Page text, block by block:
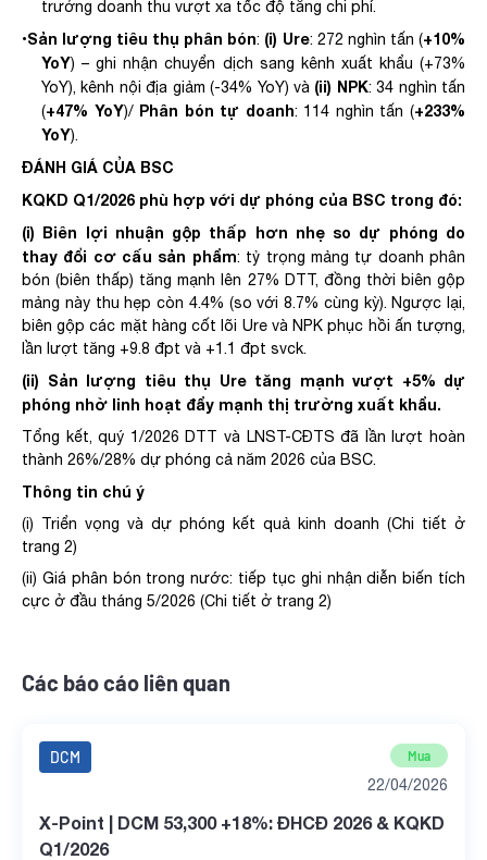
trưởng doanh thu vượt xa tốc độ tăng chi phí.
•Sản lượng tiêu thụ phân bón: (i) Ure: 272 nghìn tấn (+10%
YoY)– ghi nhận chuyển dịch sang kênh xuất khẩu (+73%
YoY), kênh nội địa giảm (-34% YoY) và (ii) NPK:34 nghìn tấn
(+47% YoY)/ Phân bón tự doanh: 114 nghìn tấn (+233%
YoY).
ĐÁNH GIÁ CỦA BSC
KQKD Q1/2026 phù hợp với dự phóng của BSC trong đó:
(i) Biên lợi nhuận gộp thấp hơn nhẹ so dự phóng do
thay đổi cơ cấu sản phẩm: tỷ trọng mảng tự doanh phân
bón (biên thấp) tăng mạnh lên 27% DTT, đồng thời biên gộp
mảng này thu hẹp còn 4.4% (so với 8.7% cùng kỳ). Ngược lại,
biên gộp các mặt hàng cốt lõi Ure và NPK phục hồi ấn tượng,
lần lượt tăng +9.8 đpt và +1.1 đpt svck.
(ii) Sản lượng tiêu thụ Ure tăng mạnh vượt +5% dự
phóng nhờ linh hoạt đẩy mạnh thị trường xuất khẩu.
Tổng kết, quý 1/2026 DTT và LNST-CĐTS đã lần lượt hoàn
thành 26%/28% dự phóng cả năm 2026 của BSC.
Thông tin chú ý
(i) Triển vọng và dự phóng kết quả kinh doanh (Chi tiết ở
trang 2)
(ii) Giá phân bón trong nước: tiếp tục ghi nhận diễn biến tích
cực ở đầu tháng 5/2026 (Chi tiết ở trang 2)
Các báo cáo liên quan
DCM Mua
22/04/2026
X-Point | DCM 53,300 +18%: ĐHCĐ 2026 & KQKD
Q1/2026